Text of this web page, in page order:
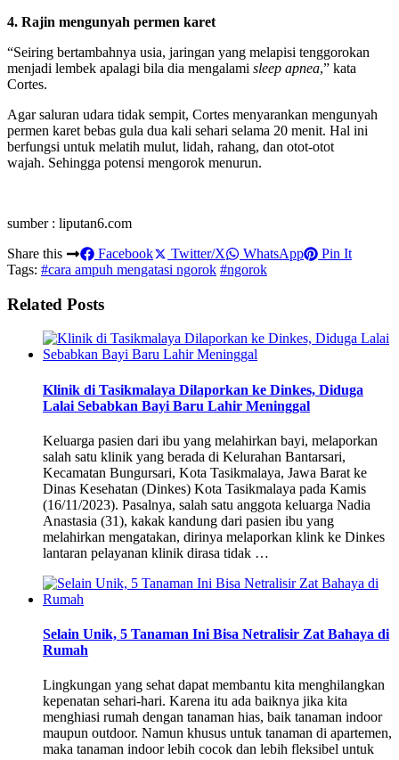
4. Rajin mengunyah permen karet
“Seiring bertambahnya usia, jaringan yang melapisi tenggorokan
menjadi lembek apalagi bila dia mengalami sleep apnea,” kata
Cortes.
Agar saluran udara tidak sempit, Cortes menyarankan mengunyah
permen karet bebas gula dua kali sehari selama 20 menit. Hal ini
berfungsi untuk melatih mulut, lidah, rahang, dan otot-otot
wajah. Sehingga potensi mengorok menurun.
sumber : liputan6.com
Share this
Facebook Twitter/X WhatsApp
Pin It
Tags: #cara ampuh mengatasi ngorok #ngorok
Related Posts
Klinik di Tasikmalaya Dilaporkan ke Dinkes, Diduga
Lalai Sebabkan Bayi Baru Lahir Meninggal
Keluarga pasien dari ibu yang melahirkan bayi, melaporkan
salah satu klinik yang berada di Kelurahan Bantarsari,
Kecamatan Bungursari, Kota Tasikmalaya, Jawa Barat ke
Dinas Kesehatan (Dinkes) Kota Tasikmalaya pada Kamis
(16/11/2023). Pasalnya, salah satu anggota keluarga Nadia
Anastasia (31), kakak kandung dari pasien ibu yang
melahirkan mengatakan, dirinya melaporkan klink ke Dinkes
lantaran pelayanan klinik dirasa tidak …
Selain Unik, 5 Tanaman Ini Bisa Netralisir Zat Bahaya di
Rumah
Lingkungan yang sehat dapat membantu kita menghilangkan
kepenatan sehari-hari. Karena itu ada baiknya jika kita
menghiasi rumah dengan tanaman hias, baik tanaman indoor
maupun outdoor. Namun khusus untuk tanaman di apartemen,
maka tanaman indoor lebih cocok dan lebih fleksibel untuk